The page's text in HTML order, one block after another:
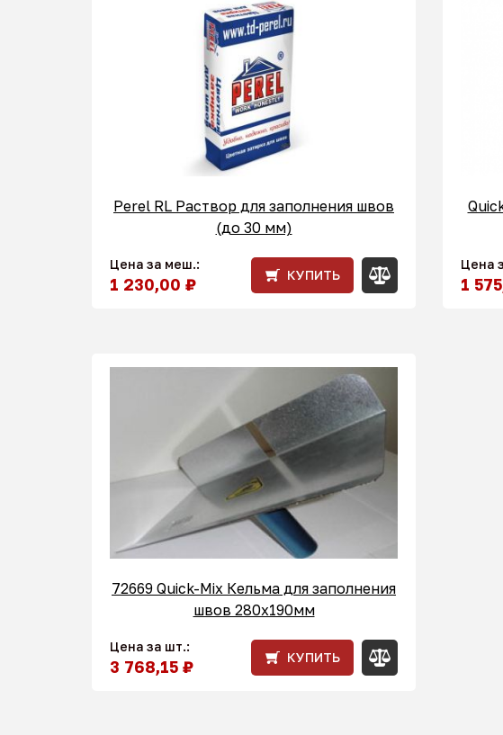
Perel RL Раствор для заполнения швов
(до 30 мм)
Цена за меш.:
1 230,00 ₽ КУПИТЬ
Цена
1
72669 Quick-Mix Кельма для заполнения
швов 280x190мм
Цена за шт.:
3 768,15 ₽ КУПИТЬ